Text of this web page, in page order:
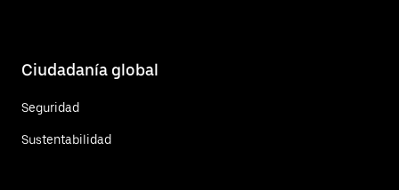
Ciudadanía global
Seguridad
Sustentabilidad